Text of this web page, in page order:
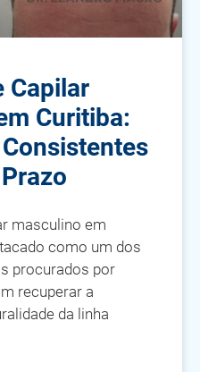
Capilar
Curitiba:
masculino em
como um dos
procurados por
recuperar a
da linha